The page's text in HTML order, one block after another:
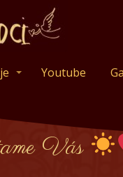
Youtube
Vás